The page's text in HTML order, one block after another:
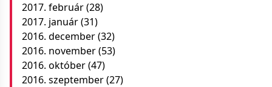
2017. február(28)
2017. január(31)
2016. december(32)
2016. november(53)
2016. október(47)
2016. szeptember(27)